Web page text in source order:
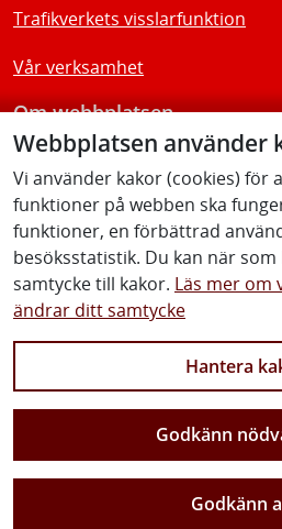
Webbplatsen använder
Vi använder kakor (cookies) för
funktioner på webben ska
funktioner, en förbättrad
besöksstatistik. Du kan när
samtycke till kakor. Läs mer om
ändrar ditt samtycke
Hantera
Godkänn
Godkänn
Vi gör Sverige
Trafikverkets visslarfunktion
Vår verksamhet
Om webbplatsen
Tillgänglighetsredogörelse
Följ oss
Facebook Youtube